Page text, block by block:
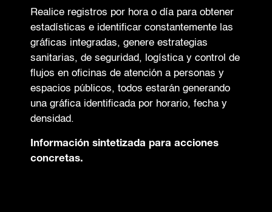
Realice registros por hora o día para obtener
estadísticas e identificar constantemente las
gráficas integradas, genere estrategias
sanitarias, de seguridad, logística y control de
flujos en oficinas de atención a personas y
espacios públicos, todos estarán generando
una gráfica identificada por horario, fecha y
densidad.
Información sintetizada para acciones
concretas.